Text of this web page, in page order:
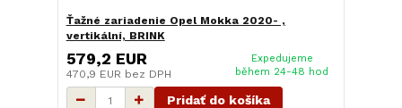
Ťažné zariadenie Opel Mokka 2020- ,
vertikální, BRINK
579,2 EUR
470,9 EUR bez DPH
Expedujeme
během 24-48 hod
Pridať do košíka